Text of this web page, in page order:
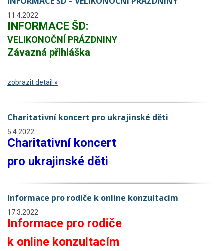
11.4.2022
INFORMACE ŠD:
VELIKONOČNÍ PRÁZDNINY
Závazná přihláška
zobrazit detail »
Charitativní koncert pro ukrajinské děti
5.4.2022
Charitativní koncert
pro ukrajinské děti
Informace pro rodiče k online konzultacím
17.3.2022
Informace pro rodiče
k online konzultacím